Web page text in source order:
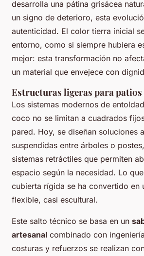
desarrolla una pátina grisácea
un signo de deterioro, esta
autenticidad. El color tierra inicial
entorno, como si siempre hubiera
mejor: esta transformación no
un material que envejece con
Estructuras ligeras para
Los sistemas modernos de
coco no se limitan a cuadrados
pared. Hoy, se diseñan soluciones
suspendidas entre árboles o
sistemas retráctiles que permiten
espacio según la necesidad. Lo
cubierta rígida se ha convertido en
flexible, casi escultural.
Este salto técnico se basa en un
artesanal combinado con
costuras y refuerzos se realizan